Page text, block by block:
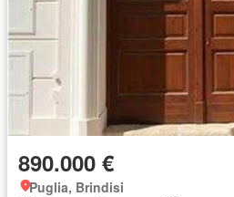
890.000 €
Puglia, Brindisi